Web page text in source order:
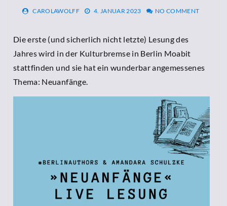
CAROLAWOLFF 4. JANUAR 2023 NO COMMENT
Die erste (und sicherlich nicht letzte) Lesung des
Jahres wird in der Kulturbremse in Berlin Moabit
stattfinden und sie hat ein wunderbar angemessenes
Thema: Neuanfänge.